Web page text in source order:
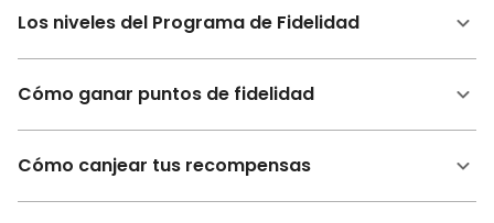
Los niveles del Programa de Fidelidad
Cómo ganar puntos de fidelidad
Cómo canjear tus recompensas